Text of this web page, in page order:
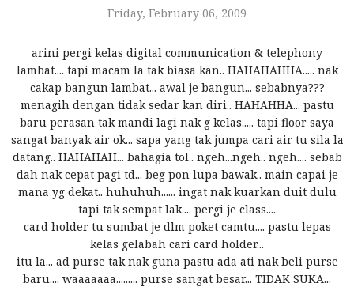
Friday, February 06, 2009
arini pergi kelas digital communication & telephony
lambat.... tapi macam la tak biasa kan.. HAHAHAHHA..... nak
cakap bangun lambat... awal je bangun... sebabnya???
menagih dengan tidak sedar kan diri.. HAHAHHA... pastu
baru perasan tak mandi lagi nak g kelas..... tapi floor saya
sangat banyak air ok... sapa yang tak jumpa cari air tu sila la
datang.. HAHAHAH... bahagia tol.. ngeh...ngeh.. ngeh.... sebab
dah nak cepat pagi td... beg pon lupa bawak.. main capai je
mana yg dekat.. huhuhuh...... ingat nak kuarkan duit dulu
tapi tak sempat lak.... pergi je class....
card holder tu sumbat je dlm poket camtu.... pastu lepas
kelas gelabah cari card holder...
itu la... ad purse tak nak guna pastu ada ati nak beli purse
baru.... waaaaaaa......... purse sangat besar... TIDAK SUKA...